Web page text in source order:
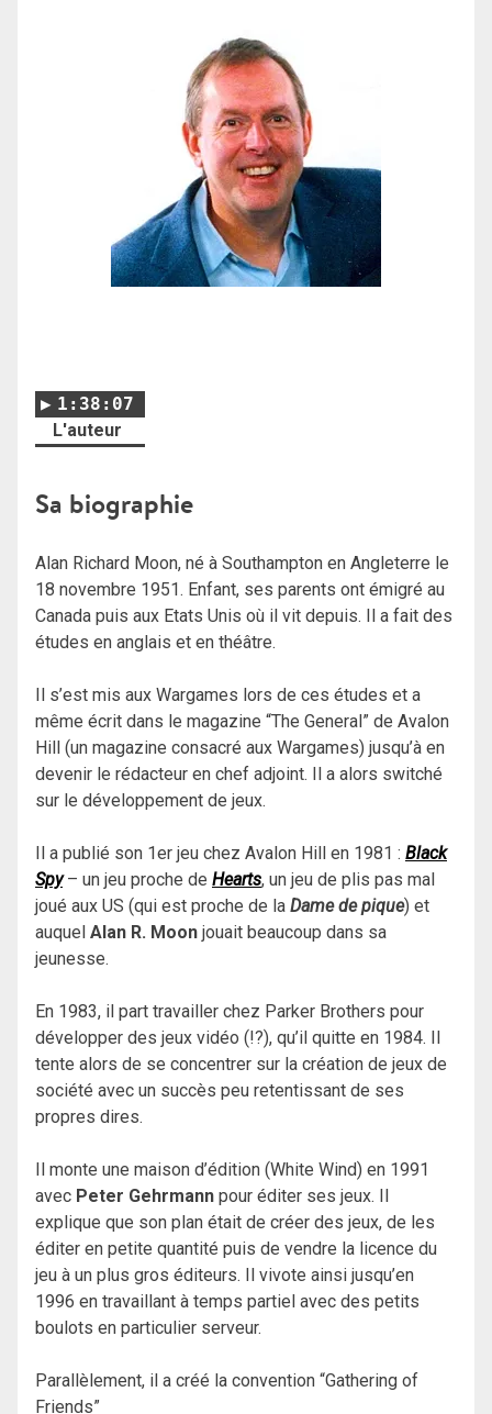
1:38:07
L'auteur
Sa biographie
Alan Richard Moon, né à Southampton en Angleterre le
18 novembre 1951. Enfant, ses parents ont émigré au
Canada puis aux Etats Unis où il vit depuis. Il a fait des
études en anglais et en théâtre.
Il s’est mis aux Wargames lors de ces études et a
même écrit dans le magazine “The General” de Avalon
Hill (un magazine consacré aux Wargames) jusqu’à en
devenir le rédacteur en chef adjoint. Il a alors switché
sur le développement de jeux.
Il a publié son 1er jeu chez Avalon Hill en 1981 : Black
Spy– un jeu proche de Hearts, un jeu de plis pas mal
joué aux US (qui est proche de la Dame de pique) et
auquel Alan R. Moon jouait beaucoup dans sa
jeunesse.
En 1983, il part travailler chez Parker Brothers pour
développer des jeux vidéo (!?), qu’il quitte en 1984. Il
tente alors de se concentrer sur la création de jeux de
société avec un succès peu retentissant de ses
propres dires.
Il monte une maison d’édition (White Wind) en 1991
avec Peter Gehrmann pour éditer ses jeux. Il
explique que son plan était de créer des jeux, de les
éditer en petite quantité puis de vendre la licence du
jeu à un plus gros éditeurs. Il vivote ainsi jusqu’en
1996 en travaillant à temps partiel avec des petits
boulots en particulier serveur.
Parallèlement, il a créé la convention “Gathering of
Friends”